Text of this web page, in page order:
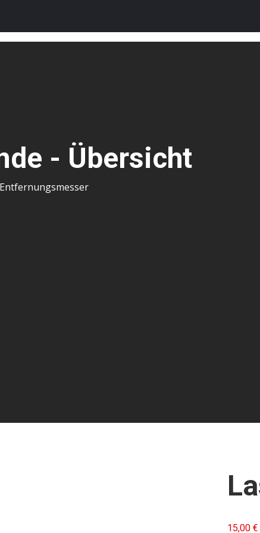
- Übersicht
15,00 €